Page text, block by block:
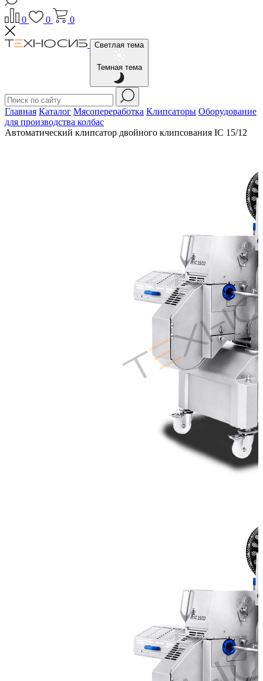
0 0 0
Светлая тема
Темная тема
Главная Каталог Мясопереработка Клипсаторы Оборудование
для производства колбас
Автоматический клипсатор двойного клипсования IC 15/12